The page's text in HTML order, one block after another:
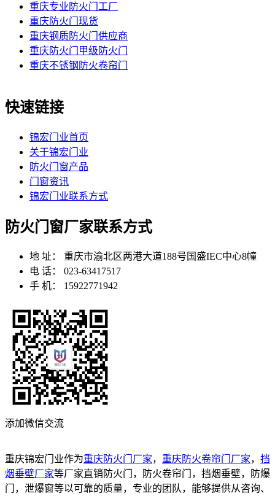
重庆专业防火门工厂
重庆防火门现货
重庆钢质防火门供应商
重庆防火门甲级防火门
重庆不锈钢防火卷帘门
快速链接
锦宏门业首页
关于锦宏门业
防火门窗产品
门窗资讯
锦宏门业联系方式
防火门窗厂家联系方式
地 址：
重庆市渝北区两港大道188号国盛IEC中心8幢
电 话：
023-63417517
手 机：
15922771942
添加微信交流
重庆锦宏门业作为重庆防火门厂家， 重庆防火卷帘门厂家， 挡
烟垂壁厂家等厂家直销防火门，防火卷帘门，挡烟垂壁，防爆
门，泄爆窗等以可靠的质量，专业的团队，能够提供从咨询、